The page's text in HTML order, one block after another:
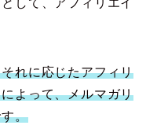
して、アフィリエイ
れに応じたアフィリ
よって、メルマガリ
。